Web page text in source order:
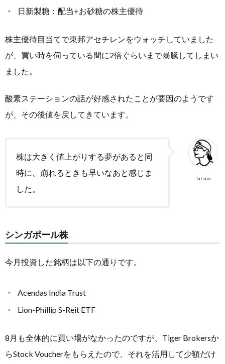
け
て
日新製糖：配当+お砂糖の株主優待
株主優待目当てで東邦アセチレンをウォッチしていました
が、買い時を伺っている間に2倍ぐらいまで暴騰してしまい
ました。
酸素ステーションの話が好感されたことが要因のようです
が、その後値を戻してきています。
Tatsuo
株は大きく値上がりする夢があると同
時に、崩れるときも早いなあと感じま
した。
シンガポール株
今月投資した銘柄は以下の通りです。
Acendas India Trust
Lion-Phillip S-Reit ETF
8月も全体的に買い場がなかったのですが、Tiger Brokersか
らStock Voucherをもらえたので、それを活用して少額だけ